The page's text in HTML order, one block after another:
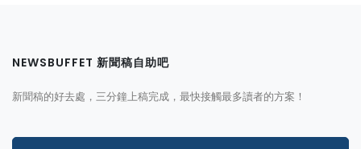
NEWSBUFFET 新聞稿自助吧
新聞稿的好去處，三分鐘上稿完成，最快接觸最多讀者的方案！